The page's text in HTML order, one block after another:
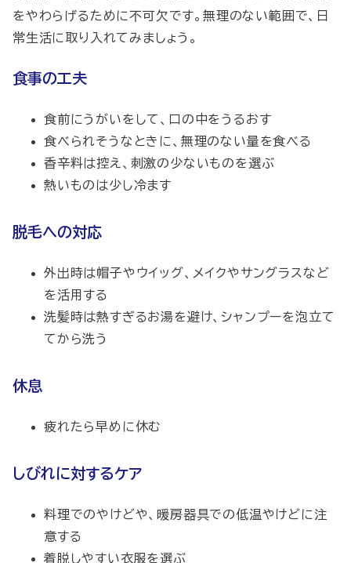
をやわらげるために不可欠です。無理のない範囲で、日
常生活に取り入れてみましょう。
食事の工夫
食前にうがいをして、口の中をうるおす
食べられそうなときに、無理のない量を食べる
香辛料は控え、刺激の少ないものを選ぶ
熱いものは少し冷ます
脱毛への対応
外出時は帽子やウイッグ、メイクやサングラスなど
を活用する
洗髪時は熱すぎるお湯を避け、シャンプーを泡立て
てから洗う
休息
疲れたら早めに休む
しびれに対するケア
料理でのやけどや、暖房器具での低温やけどに注
意する
着脱しやすい衣服を選ぶ